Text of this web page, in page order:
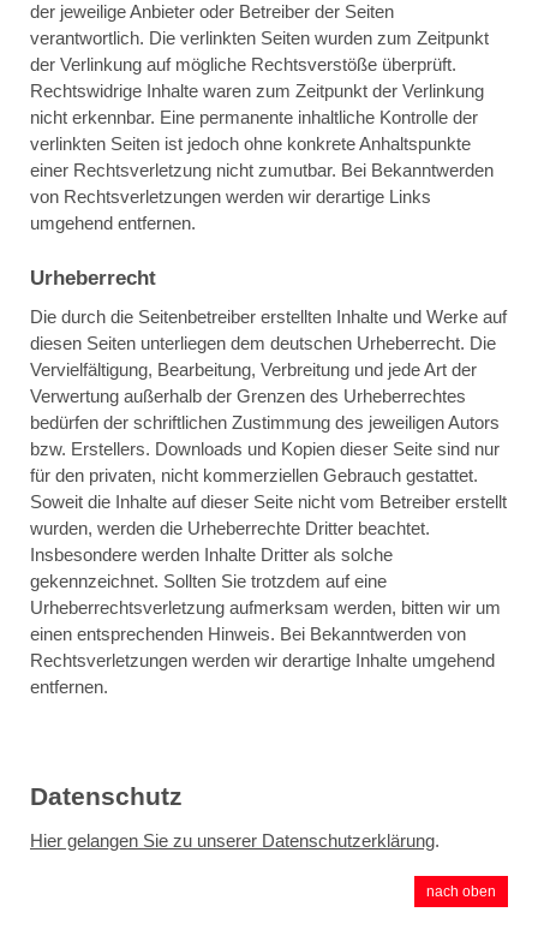
der jeweilige Anbieter oder Betreiber der Seiten
verantwortlich. Die verlinkten Seiten wurden zum Zeitpunkt
der Verlinkung auf mögliche Rechtsverstöße überprüft.
Rechtswidrige Inhalte waren zum Zeitpunkt der Verlinkung
nicht erkennbar. Eine permanente inhaltliche Kontrolle der
verlinkten Seiten ist jedoch ohne konkrete Anhaltspunkte
einer Rechtsverletzung nicht zumutbar. Bei Bekanntwerden
von Rechtsverletzungen werden wir derartige Links
umgehend entfernen.
Urheberrecht
Die durch die Seitenbetreiber erstellten Inhalte und Werke auf
diesen Seiten unterliegen dem deutschen Urheberrecht. Die
Vervielfältigung, Bearbeitung, Verbreitung und jede Art der
Verwertung außerhalb der Grenzen des Urheberrechtes
bedürfen der schriftlichen Zustimmung des jeweiligen Autors
bzw. Erstellers. Downloads und Kopien dieser Seite sind nur
für den privaten, nicht kommerziellen Gebrauch gestattet.
Soweit die Inhalte auf dieser Seite nicht vom Betreiber erstellt
wurden, werden die Urheberrechte Dritter beachtet.
Insbesondere werden Inhalte Dritter als solche
gekennzeichnet. Sollten Sie trotzdem auf eine
Urheberrechtsverletzung aufmerksam werden, bitten wir um
einen entsprechenden Hinweis. Bei Bekanntwerden von
Rechtsverletzungen werden wir derartige Inhalte umgehend
entfernen.
Datenschutz
Hier gelangen Sie zu unserer Datenschutzerklärung.
nach oben